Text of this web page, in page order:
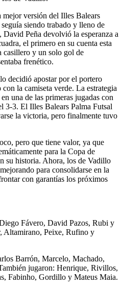
mejor versión del Illes Balears
siendo trabado y lleno de
Peña devolvió la esperanza a
el primero en su cuenta esta
casillero y un solo gol de
frenético.
decidió apostar por el portero
la camiseta verde. La estrategia
una de las primeras jugadas con
3-3. El Illes Balears Palma Futsal
la victoria, pero finalmente tuvo
pero que tiene valor, ya que
para la Copa de
su historia. Ahora, los de Vadillo
para consolidarse en la
con garantías los próximos
Fávero, David Pazos, Rubi y
Altamirano, Peixe, Rufino y
Barrón, Marcelo, Machado,
jugaron: Henrique, Rivillos,
Fabinho, Gordillo y Mateus Maia.